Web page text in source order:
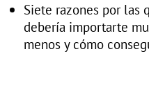
Siete razones por las
debería importarte
menos y cómo